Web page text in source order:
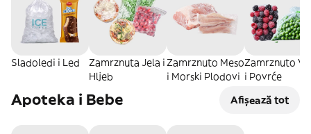
Sladoledi i Led
Zamrznuta Jela i
Hljeb
Zamrznuto Meso
i Morski Plodovi
Zamrznuto
i Povrće
Apoteka i Bebe Afișează tot